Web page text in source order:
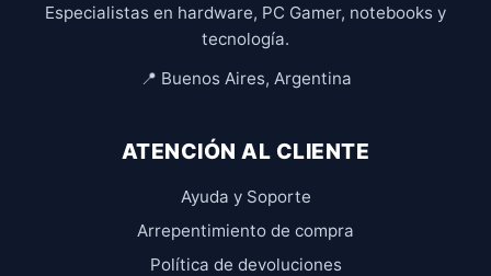
Especialistas en hardware, PC Gamer, notebooks y
tecnología.
📍 Buenos Aires, Argentina
ATENCIÓN AL CLIENTE
Ayuda y Soporte
Arrepentimiento de compra
Política de devoluciones